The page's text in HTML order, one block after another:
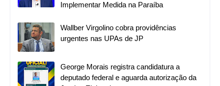
Implementar Medida na Paraíba
Wallber Virgolino cobra providências
urgentes nas UPAs de JP
George Morais registra candidatura a
deputado federal e aguarda autorização da